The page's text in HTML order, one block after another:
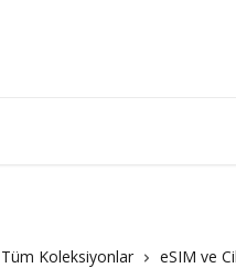
Tüm Koleksiyonlar
eSIM ve